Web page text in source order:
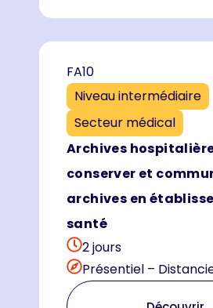
FA10
Niveau intermédiaire
Secteur médical
Archives
conserver et
archives en
santé
2 jours
Présentiel –